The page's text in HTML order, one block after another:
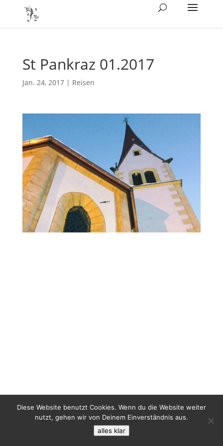
St Pankraz 01.2017
Jan. 24, 2017| Reisen
Diese Website benutzt Cookies. Wenn du die Website weiter
nutzt, gehen wir von Deinem Einverständnis aus.
alles klar